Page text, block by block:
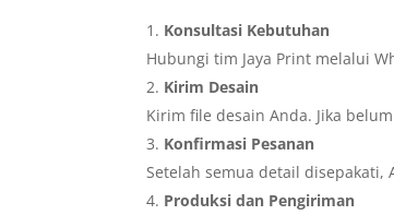
Konsultasi Kebutuhan
Hubungi tim Jaya Print melalui
Kirim Desain
Kirim file desain Anda. Jika
Konfirmasi Pesanan
Setelah semua detail
Produksi dan Pengiriman